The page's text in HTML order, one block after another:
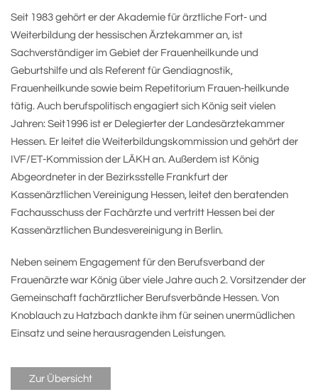
Seit 1983 gehört er der Akademie für ärztliche Fort- und
Weiterbildung der hessischen Ärztekammer an, ist
Sachverständiger im Gebiet der Frauenheilkunde und
Geburtshilfe und als Referent für Gendiagnostik,
Frauenheilkunde sowie beim Repetitorium Frauen-heilkunde
tätig. Auch berufspolitisch engagiert sich König seit vielen
Jahren: Seit1996 ist er Delegierter der Landesärztekammer
Hessen. Er leitet die Weiterbildungskommission und gehört der
IVF/ET-Kommission der LÄKH an. Außerdem ist König
Abgeordneter in der Bezirksstelle Frankfurt der
Kassenärztlichen Vereinigung Hessen, leitet den beratenden
Fachausschuss der Fachärzte und vertritt Hessen bei der
Kassenärztlichen Bundesvereinigung in Berlin.
Neben seinem Engagement für den Berufsverband der
Frauenärzte war König über viele Jahre auch 2. Vorsitzender der
Gemeinschaft fachärztlicher Berufsverbände Hessen. Von
Knoblauch zu Hatzbach dankte ihm für seinen unermüdlichen
Einsatz und seine herausragenden Leistungen.
Zur Übersicht